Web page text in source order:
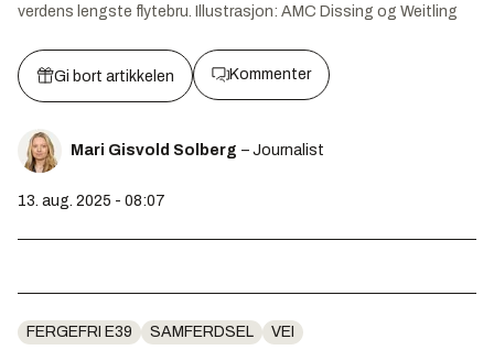
verdens lengste flytebru.
Illustrasjon: AMC Dissing og Weitling
Gi bort artikkelen Kommenter
Mari Gisvold Solberg – Journalist
13. aug. 2025 - 08:07
FERGEFRI E39 SAMFERDSEL VEI